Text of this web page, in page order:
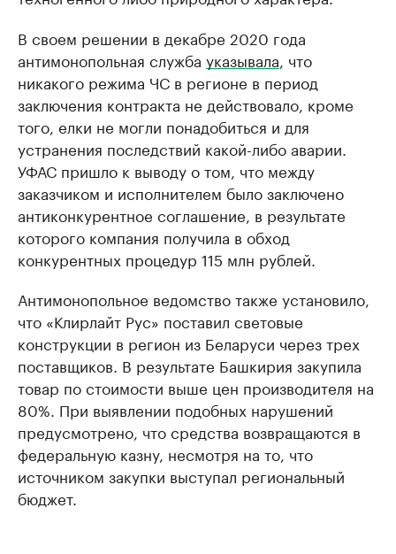
В своем решении в декабре 2020 года
антимонопольная служба указывала, что
никакого режима ЧС в регионе в период
заключения контракта не действовало, кроме
того, елки не могли понадобиться и для
устранения последствий какой-либо аварии.
УФАС пришло к выводу о том, что между
заказчиком и исполнителем было заключено
антиконкурентное соглашение, в результате
которого компания получила в обход
конкурентных процедур 115 млн рублей.
Антимонопольное ведомство также установило,
что «Клирлайт Рус» поставил световые
конструкции в регион из Беларуси через трех
поставщиков. В результате Башкирия закупила
товар по стоимости выше цен производителя на
80%. При выявлении подобных нарушений
предусмотрено, что средства возвращаются в
федеральную казну, несмотря на то, что
источником закупки выступал региональный
бюджет.